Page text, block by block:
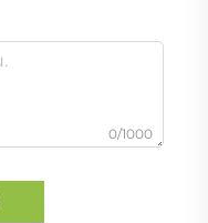
0/1000